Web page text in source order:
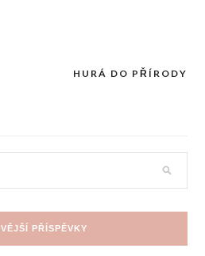
HURÁ DO PŘÍRODY
PŘÍSPĚVKY